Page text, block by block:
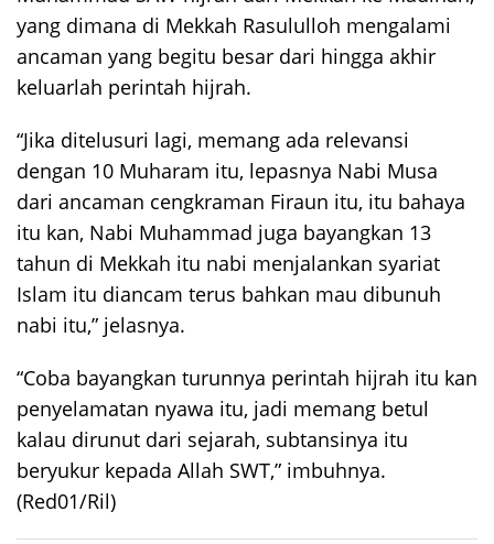
yang dimana di Mekkah Rasululloh mengalami
ancaman yang begitu besar dari hingga akhir
keluarlah perintah hijrah.
“Jika ditelusuri lagi, memang ada relevansi
dengan 10 Muharam itu, lepasnya Nabi Musa
dari ancaman cengkraman Firaun itu, itu bahaya
itu kan, Nabi Muhammad juga bayangkan 13
tahun di Mekkah itu nabi menjalankan syariat
Islam itu diancam terus bahkan mau dibunuh
nabi itu,” jelasnya.
“Coba bayangkan turunnya perintah hijrah itu kan
penyelamatan nyawa itu, jadi memang betul
kalau dirunut dari sejarah, subtansinya itu
beryukur kepada Allah SWT,” imbuhnya.
(Red01/Ril)